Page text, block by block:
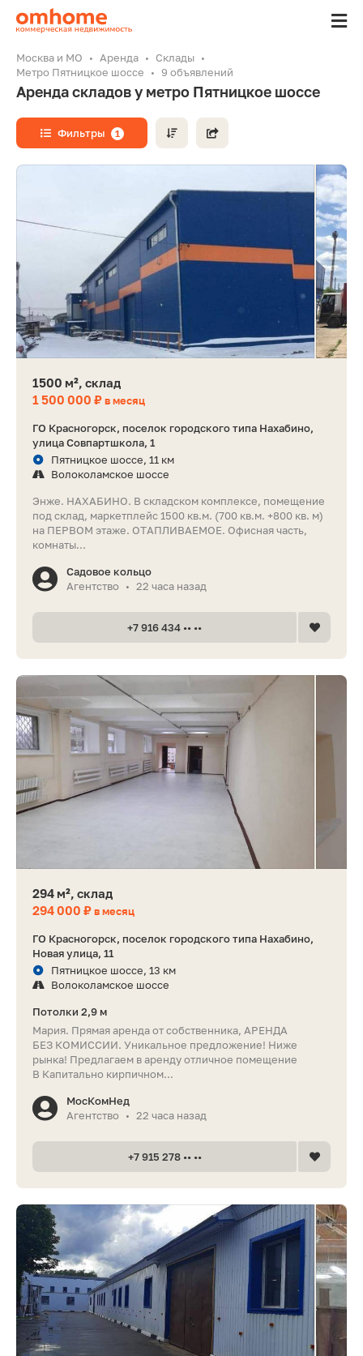
Москва и МО Аренда
Склады
Метро Пятницкое шоссе
9 объявлений
Аренда складов у метро Пятницкое шоссе
Фильтры 1
1500 м², склад
1 500 000 ₽в месяц
ГО Красногорск, поселок городского типа Нахабино,
улица Совпартшкола, 1
Пятницкое шоссе, 11 км
Волоколамское шоссе
Энже. НАХАБИНО. В складском комплексе, помещение
под склад, маркетплейс 1500 кв.м. (700 кв.м. +800 кв. м)
на ПЕРВОМ этаже. ОТАПЛИВАЕМОЕ. Офисная часть,
комнаты...
Садовое кольцо
Агентство
• 22 часа назад
+7 916 434 •• ••
294 м², склад
294 000 ₽в месяц
ГО Красногорск, поселок городского типа Нахабино,
Новая улица, 11
Пятницкое шоссе, 13 км
Волоколамское шоссе
Потолки 2,9 м
Мария. Прямая аренда от собственника, АРЕНДА
БЕЗ КОМИССИИ. Уникальное предложение! Ниже
рынка! Предлагаем в аренду отличное помещение
В Капитально кирпичном...
МосКомНед
Агентство
• 22 часа назад
+7 915 278 •• ••